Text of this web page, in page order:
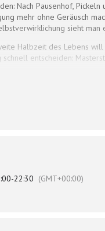
Nach Pausenhof,
mehr ohne Geräusch
sieht man
Halbzeit des Lebens
entscheiden:
und Albernheit und
-22:30 (GMT+00:00)